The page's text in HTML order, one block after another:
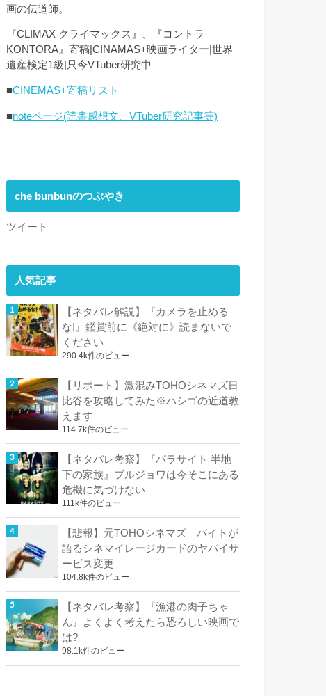
画の伝道師。
『CLIMAX クライマックス』、『コントラ
KONTORA』寄稿|CINAMAS+映画ライター|世界
遺産検定1級|只今VTuber研究中
■CINEMAS+寄稿リスト
■noteページ(読書感想文、VTuber研究記事等)
che bunbunのつぶやき
ツイート
人気記事
【ネタバレ解説】『カメラを止める
な!』鑑賞前に《絶対に》読まないで
ください
290.4k件のビュー
【リポート】激混みTOHOシネマズ日
比谷を攻略してみた※ハシゴの近道教
えます
114.7k件のビュー
【ネタバレ考察】『パラサイト 半地
下の家族』ブルジョワは今そこにある
危機に気づけない
111k件のビュー
【悲報】元TOHOシネマズ バイトが
語るシネマイレージカードのヤバイサ
ービス変更
104.8k件のビュー
【ネタバレ考察】『漁港の肉子ちゃ
ん』よくよく考えたら恐ろしい映画で
は?
98.1k件のビュー